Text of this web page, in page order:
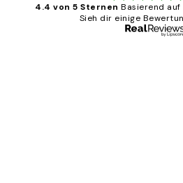
4.4 von 5 Sternen Basierend
Sieh dir einige